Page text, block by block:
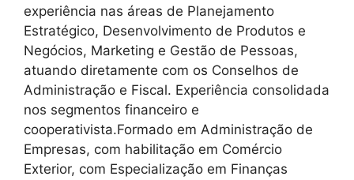
experiência nas áreas de Planejamento
Estratégico, Desenvolvimento de Produtos e
Negócios, Marketing e Gestão de Pessoas,
atuando diretamente com os Conselhos de
Administração e Fiscal. Experiência consolidada
nos segmentos financeiro e
cooperativista.Formado em Administração de
Empresas, com habilitação em Comércio
Exterior, com Especialização em Finanças